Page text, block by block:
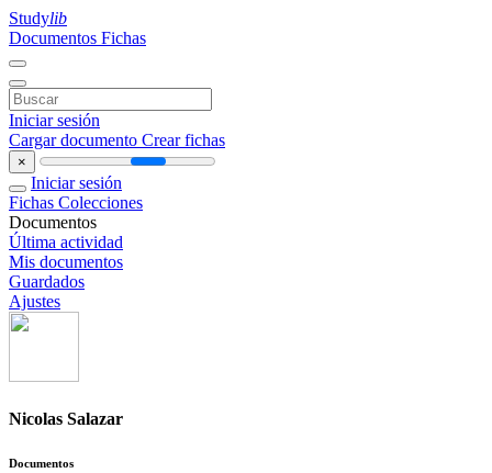
Studylib
Documentos Fichas
Iniciar sesión
Cargar documento Crear fichas
×
Iniciar sesión
Fichas Colecciones
Documentos
Última actividad
Mis documentos
Guardados
Ajustes
Nicolas Salazar
Documentos